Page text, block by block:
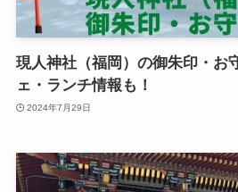
現人神社（福岡）の御朱印・お
ェ・ランチ情報も！
2024年7月29日